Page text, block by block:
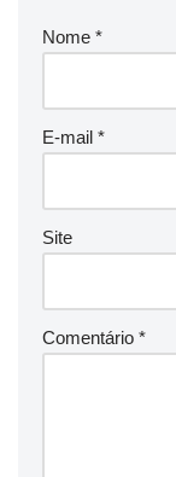
Nome *
E-mail *
Site
Comentário *